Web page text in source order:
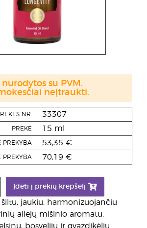
jaukiu, harmonizuojančiu
aliejų mišinio aromatu.
bosvelijų ir gvazdikėlių
NR. 33307
PREKĖ 15 ml
PREKYBA 53,35 €
PREKYBA 70,19 €
Įdėti į prekių krepšelį
su PVM.
neįtraukti.